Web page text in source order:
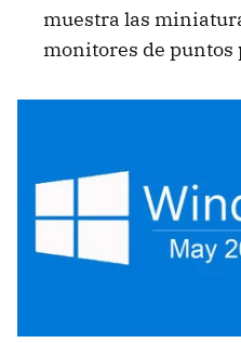
muestra las
monitores de puntos